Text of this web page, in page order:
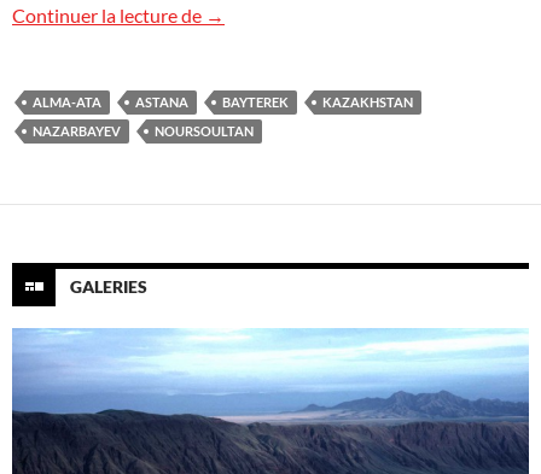
Continuer la lecture de La capitale du Kazakhstan
→
ALMA-ATA ASTANA BAYTEREK
KAZAKHSTAN
NAZARBAYEV
NOURSOULTAN
GALERIES